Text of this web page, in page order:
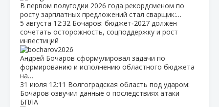
В первом полугодии 2026 года рекордсменом по
росту зарплатных предложений стал сварщик:…
5 августа 12:32 Бочаров: бюджет‑2027 должен
сочетать осторожность, соцподдержку и рост
инвестиций
Андрей Бочаров сформулировал задачи по
формированию и исполнению областного бюджета
на…
31 июля 12:11 Волгоградская область под ударом:
Бочаров озвучил данные о последствиях атаки
БПЛА